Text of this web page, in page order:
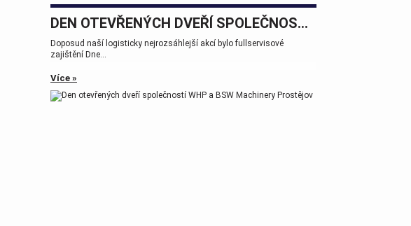
DEN OTEVŘENÝCH DVEŘÍ SPOLEČNOSTÍ WHP A BSW MACHINERY PROSTĚJOV
Doposud naší logisticky nejrozsáhlejší akcí bylo fullservisové
zajištění Dne...
Více »